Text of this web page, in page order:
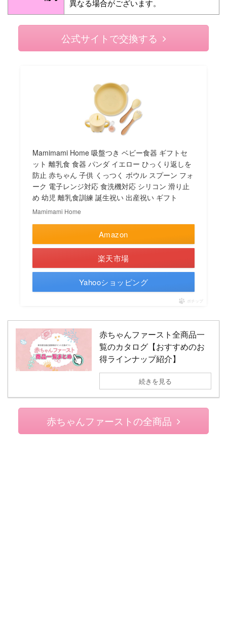
異なる場合がございます。
公式サイトで交換する
Mamimami Home 吸盤つき ベビー食器 ギフトセ
ット 離乳食 食器 パンダ イエロー ひっくり返しを
防止 赤ちゃん 子供 くっつく ボウル スプーン フォ
ーク 電子レンジ対応 食洗機対応 シリコン 滑り止
め 幼児 離乳食訓練 誕生祝い 出産祝い ギフト
Mamimami Home
Amazon
楽天市場
Yahooショッピング
ポチップ
赤ちゃんファースト全商品一
覧のカタログ【おすすめのお
得ラインナップ紹介】
続きを見る
赤ちゃんファーストの全商品